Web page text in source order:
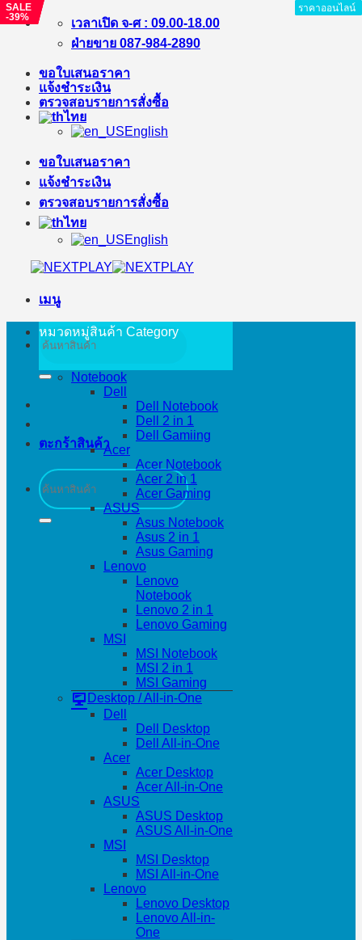
ข้าม
เนื้อหา
เวลาเปิด จ-ศ : 09.00-18.00
ฝ่ายขาย 087-984-2890
ขอใบเสนอราคา
แจ้งชำระเงิน
ตรวจสอบรายการสั่งซื้อ
ไทย
English
ขอใบเสนอราคา
แจ้งชำระเงิน
ตรวจสอบรายการสั่งซื้อ
ไทย
English
เมนู
ค้นหา:
ตะกร้าสินค้า
ค้นหา:
หมวดหมู่สินค้า Category
Notebook
Dell
Dell Notebook
Dell 2 in 1
Dell Gamiing
Acer
Acer Notebook
Acer 2 in 1
Acer Gaming
ASUS
Asus Notebook
Asus 2 in 1
Asus Gaming
Lenovo
Lenovo
Notebook
Lenovo 2 in 1
Lenovo Gaming
MSI
MSI Notebook
MSI 2 in 1
MSI Gaming
Desktop / All-in-One
Dell
Dell Desktop
Dell All-in-One
Acer
Acer Desktop
Acer All-in-One
ASUS
ASUS Desktop
ASUS All-in-One
MSI
MSI Desktop
MSI All-in-One
Lenovo
Lenovo Desktop
Lenovo All-in-
One
ราคาออนไลน์
ราคาออนไลน์
ราคาออนไลน์
SALE
-31%
ราคาออนไลน์
ราคาออนไลน์
SALE
-9%
ราคาออนไลน์
SALE
-39%
ราคาออนไลน์
ราคาออนไลน์